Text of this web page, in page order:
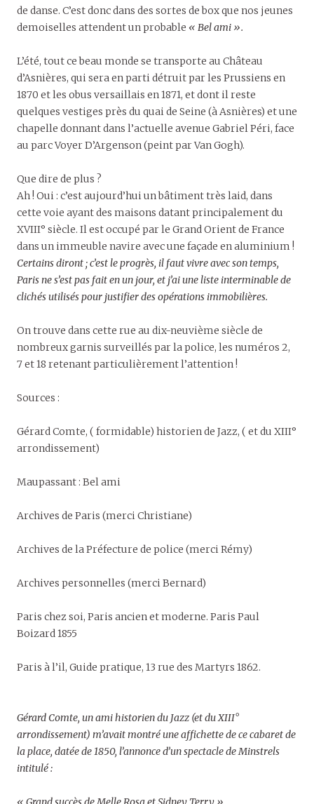
de danse. C’est donc dans des sortes de box que nos jeunes
demoiselles attendent un probable « Bel ami ».
L’été, tout ce beau monde se transporte au Château
d’Asnières, qui sera en parti détruit par les Prussiens en
1870 et les obus versaillais en 1871, et dont il reste
quelques vestiges près du quai de Seine (à Asnières) et une
chapelle donnant dans l’actuelle avenue Gabriel Péri, face
au parc Voyer D’Argenson (peint par Van Gogh).
Que dire de plus ?
Ah ! Oui : c’est aujourd’hui un bâtiment très laid, dans
cette voie ayant des maisons datant principalement du
XVIII° siècle. Il est occupé par le Grand Orient de France
dans un immeuble navire avec une façade en aluminium !
Certains diront ; c’est le progrès, il faut vivre avec son temps,
Paris ne s’est pas fait en un jour, et j’ai une liste interminable de
clichés utilisés pour justifier des opérations immobilières.
On trouve dans cette rue au dix-neuvième siècle de
nombreux garnis surveillés par la police, les numéros 2,
7 et 18 retenant particulièrement l’attention !
Sources :
Gérard Comte, ( formidable) historien de Jazz, ( et du XIII°
arrondissement)
Maupassant : Bel ami
Archives de Paris (merci Christiane)
Archives de la Préfecture de police (merci Rémy)
Archives personnelles (merci Bernard)
Paris chez soi, Paris ancien et moderne. Paris Paul
Boizard 1855
Paris à l’il, Guide pratique, 13 rue des Martyrs 1862.
Gérard Comte, un ami historien du Jazz (et du XIII°
arrondissement) m’avait montré une affichette de ce cabaret de
la place, datée de 1850, l’annonce d’un spectacle de Minstrels
intitulé :